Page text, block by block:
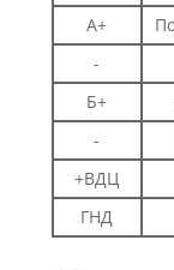
А+
-
Б+
-
+ВДЦ
ГНД